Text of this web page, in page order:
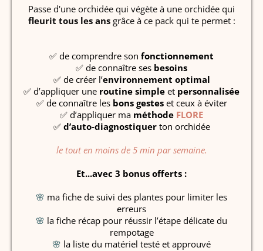
Passe d'une orchidée qui végète à une orchidée qui
fleurit tous les ansgrâce à ce pack qui te permet :
✅ de comprendre son fonctionnement
✅ de connaître ses besoins
✅ de créer l’environnement optimal
✅ d’appliquer une routine simple et personnalisée
✅ de connaître les bons gesteset ceux à éviter
✅ d’appliquer ma méthode FLORE
✅ d’auto-diagnostiquerton orchidée
le tout en moins de 5 min par semaine.
Et...avec 3 bonus offerts :
🌸 ma fiche de suivi des plantes pour limiter les
erreurs
🌸 la fiche récap pour réussir l’étape délicate du
rempotage
🌸 la liste du matériel testé et approuvé